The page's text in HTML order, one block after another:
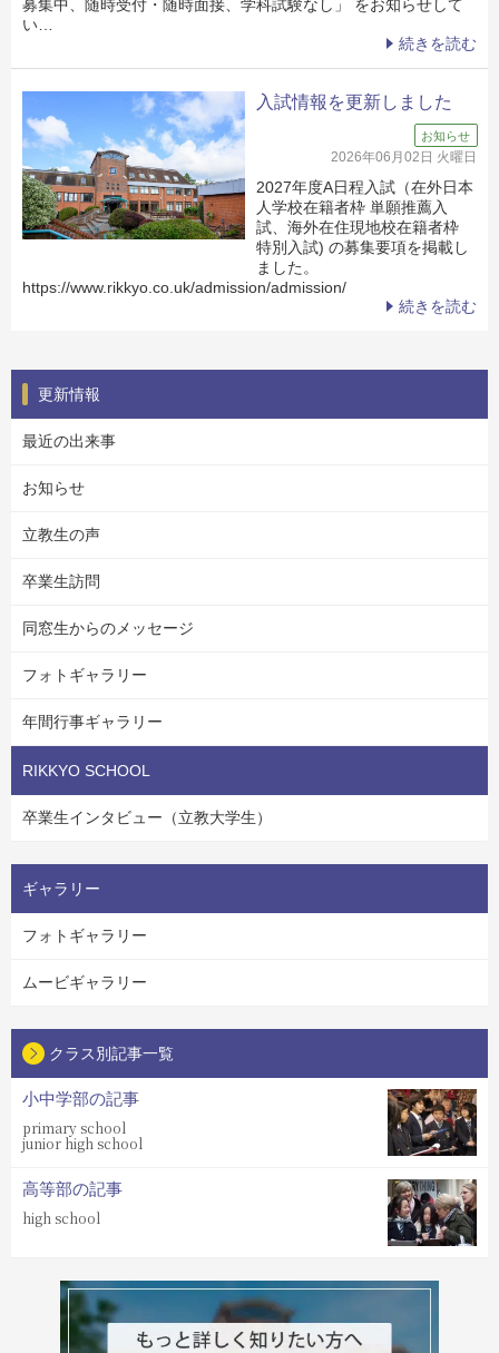
募集中、随時受付・随時面接、学科試験なし」 をお知らせして
い…
続きを読む
入試情報を更新しました
お知らせ
2026年06月02日 火曜日
2027年度A日程入試（在外日本
人学校在籍者枠 単願推薦入
試、海外在住現地校在籍者枠
特別入試) の募集要項を掲載し
ました。
https://www.rikkyo.co.uk/admission/admission/
続きを読む
更新情報
最近の出来事
お知らせ
立教生の声
卒業生訪問
同窓生からのメッセージ
フォトギャラリー
年間行事ギャラリー
RIKKYO SCHOOL
卒業生インタビュー（立教大学生）
ギャラリー
フォトギャラリー
ムービギャラリー
クラス別記事一覧
小中学部の記事
primary school
junior high school
高等部の記事
high school